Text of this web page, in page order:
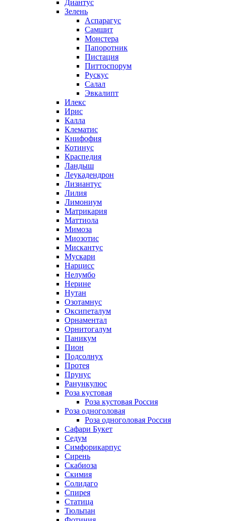
Диантус
Зелень
Аспарагус
Самшит
Монстера
Папоротник
Пистация
Питтоспорум
Рускус
Салал
Эвкалипт
Илекс
Ирис
Калла
Клематис
Книфофия
Котинус
Краспедия
Ландыш
Леукадендрон
Лизиантус
Лилия
Лимониум
Матрикария
Маттиола
Мимоза
Миозотис
Мискантус
Мускари
Нарцисс
Нелумбо
Нерине
Нутан
Озотамнус
Оксипеталум
Орнаментал
Орнитогалум
Паникум
Пион
Подсолнух
Протея
Прунус
Ранункулюс
Роза кустовая
Роза кустовая Россия
Роза одноголовая
Роза одноголовая Россия
Сафари Букет
Седум
Симфорикарпус
Сирень
Скабиоза
Скимия
Солидаго
Спирея
Статица
Тюльпан